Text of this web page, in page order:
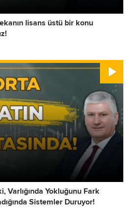
lisans üstü bir konu
Varlığında Yokluğunu Fark
Sistemler Duruyor!